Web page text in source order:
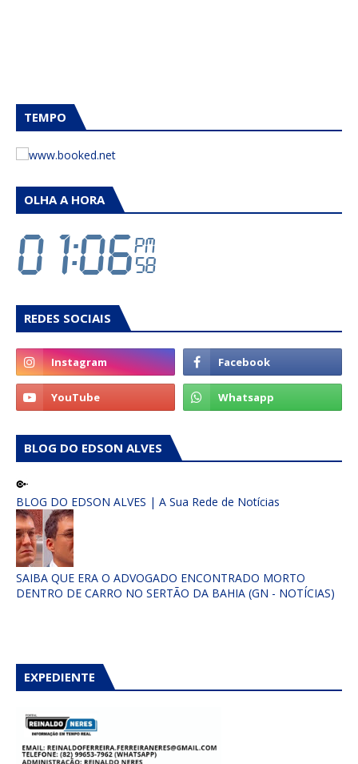
TEMPO
OLHA A HORA
REDES SOCIAIS
BLOG DO EDSON ALVES
BLOG DO EDSON ALVES | A Sua Rede de Notícias
SAIBA QUE ERA O ADVOGADO ENCONTRADO MORTO
DENTRO DE CARRO NO SERTÃO DA BAHIA (GN - NOTÍCIAS)
EXPEDIENTE